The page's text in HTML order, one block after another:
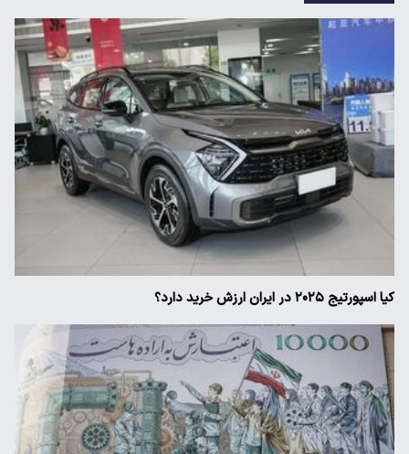
کیا اسپورتیج ۲۰۲۵ در ایران ارزش خرید دارد؟